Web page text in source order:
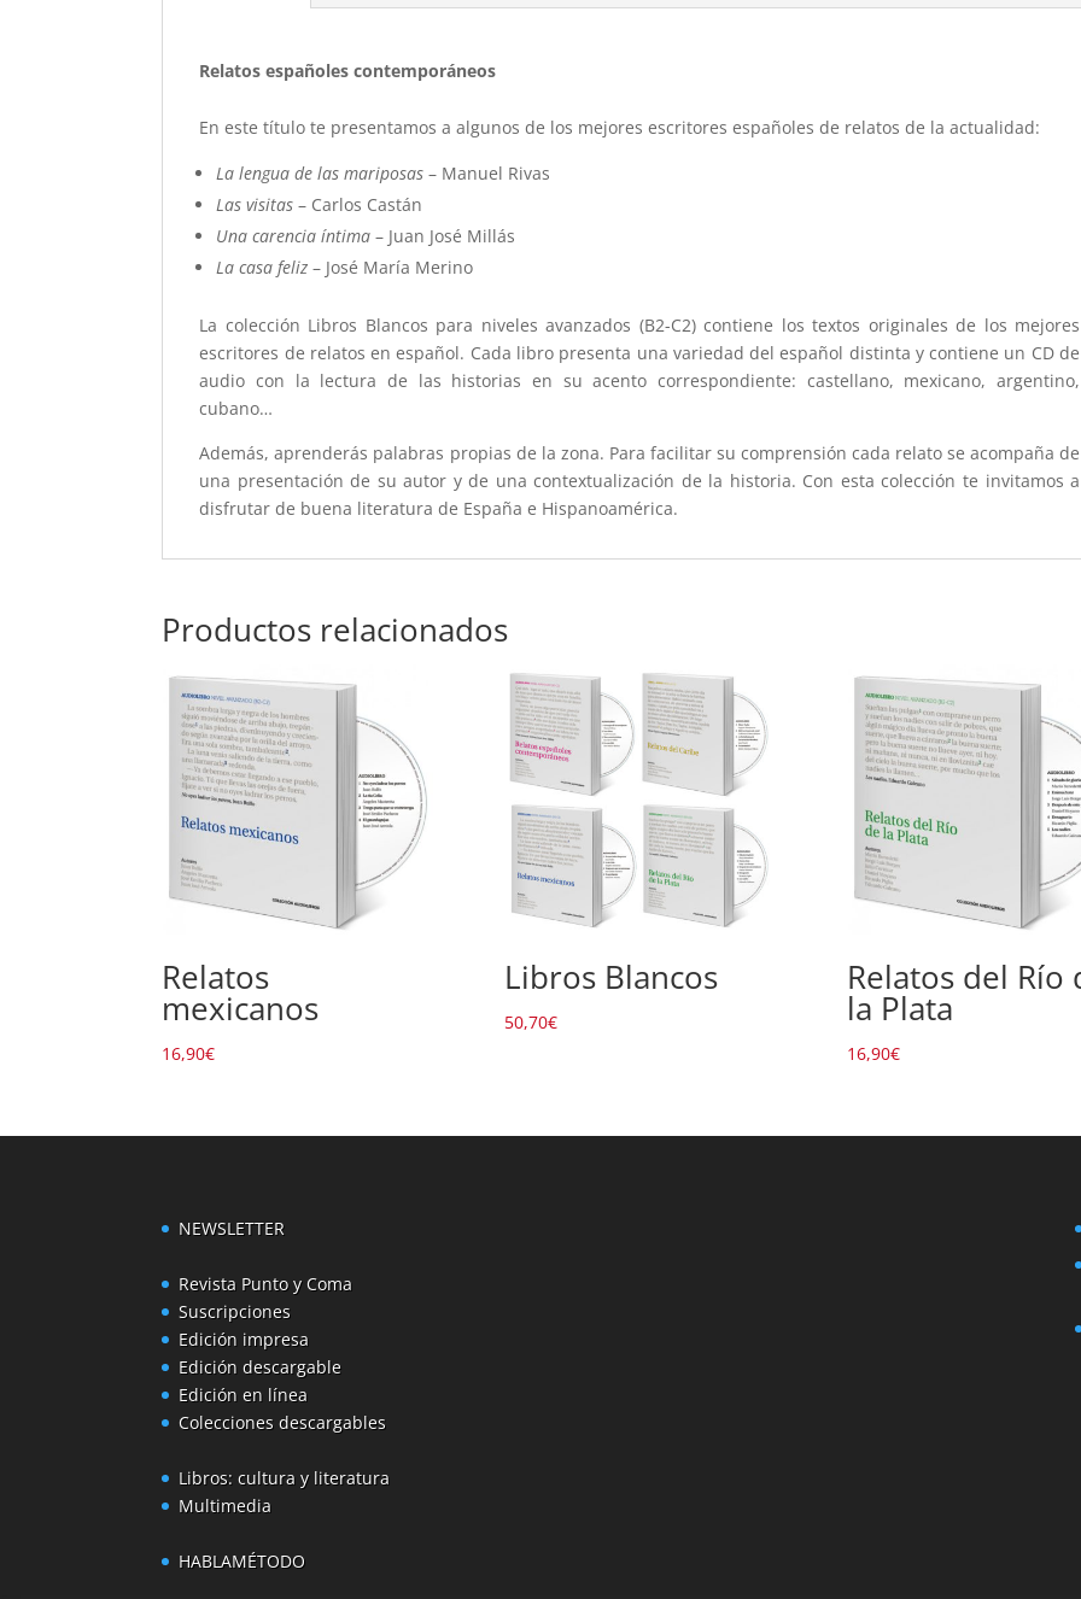
Relatos españoles contemporáneos
En este título te presentamos a algunos de los mejores escritores españoles de relatos de la actualidad:
La lengua de las mariposas – Manuel Rivas
Las visitas – Carlos Castán
Una carencia íntima – Juan José Millás
La casa feliz – José María Merino
La colección Libros Blancos para niveles avanzados (B2-C2) contiene los textos originales de los mejores
escritores de relatos en español. Cada libro presenta una variedad del español distinta y contiene un CD de
audio con la lectura de las historias en su acento correspondiente: castellano, mexicano, argentino,
cubano…
Además, aprenderás palabras propias de la zona. Para facilitar su comprensión cada relato se acompaña de
una presentación de su autor y de una contextualización de la historia. Con esta colección te invitamos a
disfrutar de buena literatura de España e Hispanoamérica.
Productos relacionados
Relatos
mexicanos
16,90€
Libros Blancos
50,70€
Relatos del Río
la Plata
16,90€
NEWSLETTER
Revista Punto y Coma
Suscripciones
Edición impresa
Edición descargable
Edición en línea
Colecciones descargables
Libros: cultura y literatura
Multimedia
HABLAMÉTODO